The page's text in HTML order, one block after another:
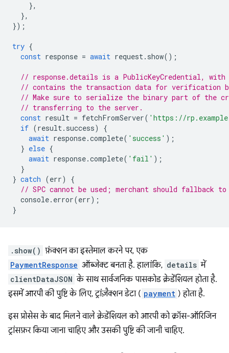
},
},
});
try {
const response = await request. show();
// response.details is a PublicKeyCredential, with
// contains the transaction data for verification
// Make sure to serialize the binary part of the
// transferring to the server.
const result = fetchFromServer( 'https://
if (result. success)
{
await response.complete( 'success' );
} else {
await response.complete( 'fail' );
}
} catch (err)
{
// SPC cannot be used; merchant should fallback
console. error(err);
}
.show() फ़ंक्शन का इस्तेमाल करने पर, एक
PaymentResponse ऑब्जेक्ट बनता है. हालांकि, details में
clientDataJSON के साथ सार्वजनिक पासकोड क्रेडेंशियल होता है.
इसमें आरपी की पुष्टि के लिए, ट्रांज़ैक्शन डेटा ( payment ) होता है.
इस प्रोसेस के बाद मिलने वाले क्रेडेंशियल को आरपी को क्रॉस-ऑरिजिन
ट्रांसफ़र किया जाना चाहिए और उसकी पुष्टि की जानी चाहिए.